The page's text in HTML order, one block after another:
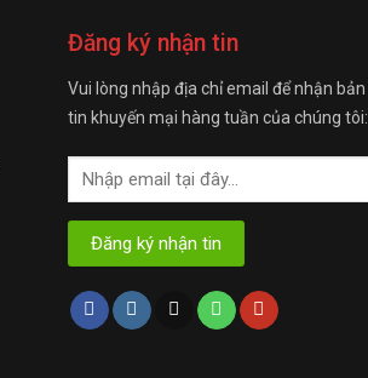
Đăng ký nhận tin
Vui lòng nhập địa chỉ email để nhận bản
tin khuyến mại hàng tuần của chúng tôi: